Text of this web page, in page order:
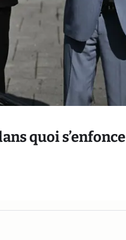
quoi s’enfonce